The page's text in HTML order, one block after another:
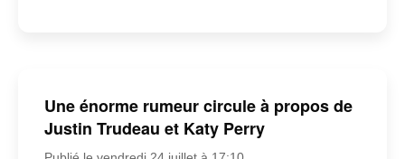
Une énorme rumeur circule à propos de
Justin Trudeau et Katy Perry